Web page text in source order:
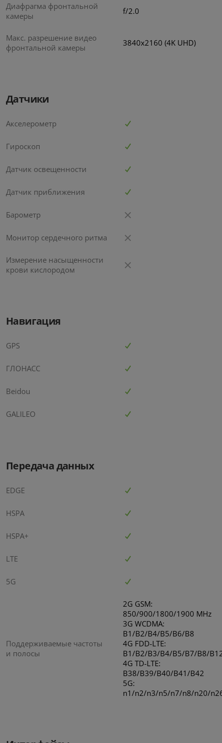
Диафрагма фронтальной
камеры
f/2.0
Макс. разрешение видео
фронтальной камеры
3840x2160 (4K UHD)
Датчики
Акселерометр
Гироскоп
Датчик освещенности
Датчик приближения
Барометр
Монитор сердечного ритма
Измерение насыщенности
крови кислородом
Навигация
GPS
ГЛОНАСС
Beidou
GALILEO
Передача данных
EDGE
HSPA
HSPA+
LTE
5G
Поддерживаемые частоты
и полосы
2G GSM:
850/900/1800/1900 MHz
3G WCDMA:
B1/B2/B4/B5/B6/B8
4G FDD-LTE:
B1/B2/B3/B4/B5/B7/B8/
4G TD-LTE:
B38/B39/B40/B41/B42
5G:
n1/n2/n3/n5/n7/n8/n20/